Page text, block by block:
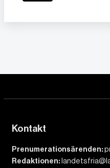
Kontakt
Prenumerationsärenden:
Redaktionen: